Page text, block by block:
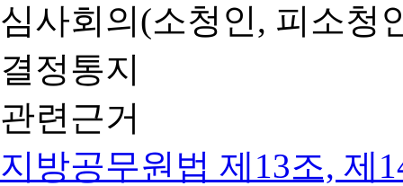
심사회의(소청인, 피소청
결정통지
관련근거
지방공무원법 제13조, 제